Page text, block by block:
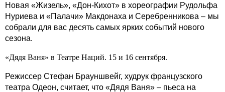
Новая «Жизель», «Дон-Кихот» в хореографии Рудольфа
Нуриева и «Палачи» Макдонаха и Серебренникова – мы
собрали для вас десять самых ярких событий нового
сезона.
«Дядя Ваня» в Театре Наций. 15 и 16 сентября.
Режиссер Стефан Брауншвейг, худрук французского
театра Одеон, считает, что «Дядя Ваня» – пьеса на